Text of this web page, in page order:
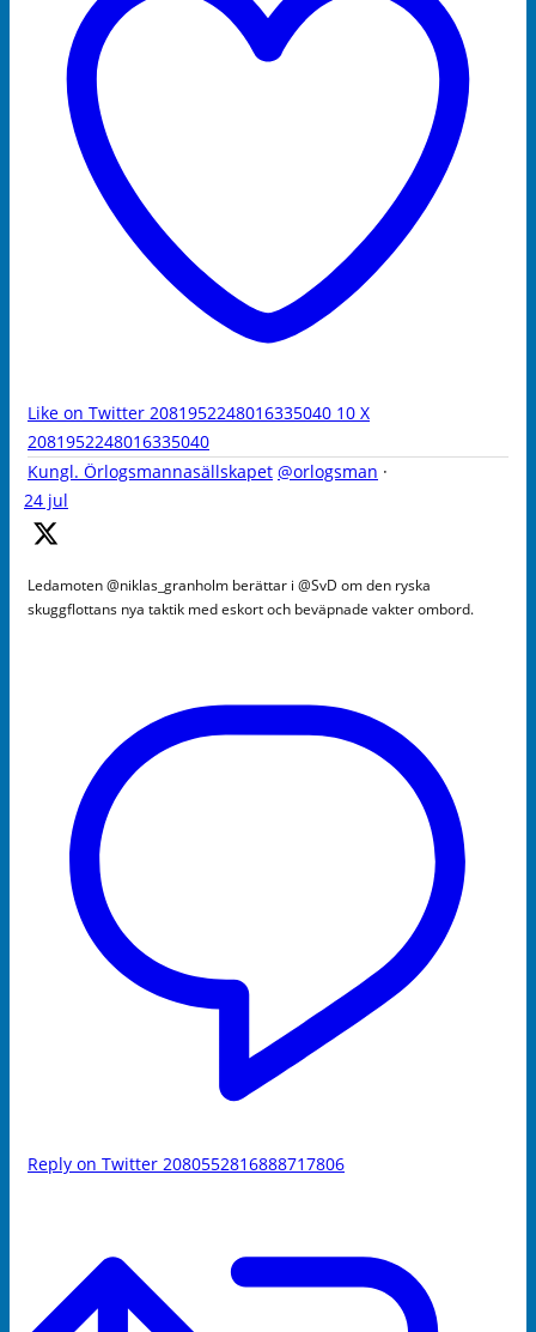
Like on Twitter 2081952248016335040 10 X
2081952248016335040
Kungl. Örlogsmannasällskapet @orlogsman ·
24 jul
Ledamoten @niklas_granholm berättar i @SvD om den ryska
skuggflottans nya taktik med eskort och beväpnade vakter ombord.
Reply on Twitter 2080552816888717806